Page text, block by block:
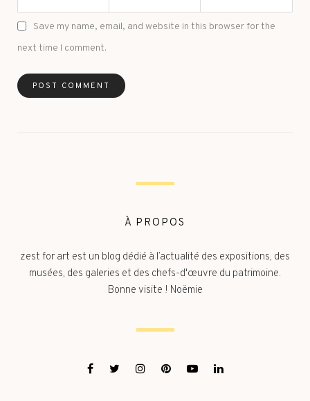
Save my name, email, and website in this browser for the
next time I comment.
À PROPOS
zest for art est un blog dédié à l’actualité des expositions, des
musées, des galeries et des chefs-d'œuvre du patrimoine.
Bonne visite ! Noëmie